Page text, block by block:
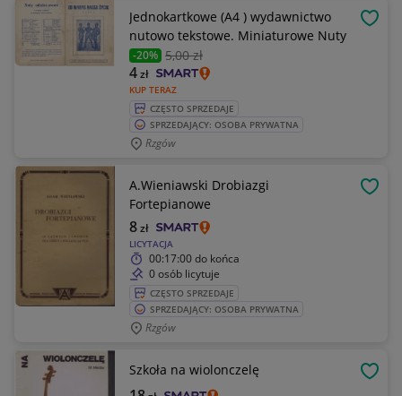
Jednokartkowe (A4 ) wydawnictwo
nutowo tekstowe. Miniaturowe Nuty
-20% 5,00 zł
KUP TERAZ
4zł
CZĘSTO SPRZEDAJE
SPRZEDAJĄCY: OSOBA PRYWATNA
Rzgów
A.Wieniawski Drobiazgi
Fortepianowe
LICYTACJA
8zł
00:17:00do końca
0 osób licytuje
CZĘSTO SPRZEDAJE
SPRZEDAJĄCY: OSOBA PRYWATNA
Rzgów
Szkoła na wiolonczelę